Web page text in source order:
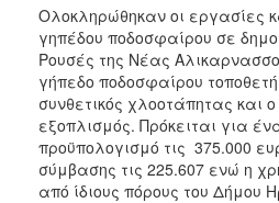
ΠΟΛΗΟλοκληρώθηκαν οι εργασίες
γηπέδου ποδοσφαίρου σε
Ρουσές της Νέας
γήπεδο ποδοσφαίρου
συνθετικός χλοοτάπητας και
εξοπλισμός. Πρόκειται για
προϋπολογισμό τις 375.000
σύμβασης τις 225.607 ενώ η
από ίδιους πόρους του Δήμου